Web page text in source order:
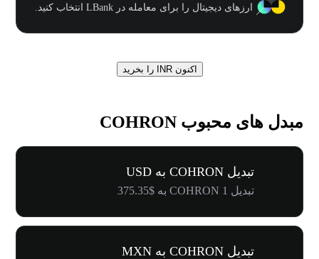
ارزهای دیجیتال را برای معامله در LBank انتخاب کنید.
اکنون INR را بخرید
مبدل های محبوب COHRON
تبدیل COHRON به USD
تبدیل 1 COHRON به $375.35
تبدیل COHRON به MXN